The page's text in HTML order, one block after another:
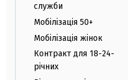
служби
Мобілізація 50+
Мобілізація жінок
Контракт для 18-24-
річних